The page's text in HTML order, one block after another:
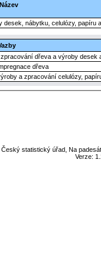
Název
nábytku, celulózy, papíru
Odpady ze zpracování dřeva a
dřeva
a zpracování celulózy,
Český statistický úřad, Na
Verze: